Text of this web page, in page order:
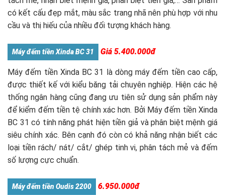
có kết cấu đẹp mắt, màu sắc trang nhã nên phù hợp với nhu
cầu và thị hiếu của nhiều đối tượng khách hàng.
Máy đếm tiền Xinda BC 31 Giá 5.400.000đ
Máy đếm tiền Xinda BC 31 là dòng máy đếm tiền cao cấp,
được thiết kế với kiểu băng tải chuyên nghiệp. Hiện các hệ
thống ngân hàng cũng đang ưu tiên sử dụng sản phẩm này
để kiểm đếm tiền tệ chính xác hơn. Bởi Máy đếm tiền Xinda
BC 31 có tính năng phát hiện tiền giả và phân biệt mệnh giá
siêu chính xác. Bên cạnh đó còn có khả năng nhận biết các
loại tiền rách/ nát/ cắt/ ghép tinh vi, phân tách mẻ và đếm
số lượng cực chuẩn.
Máy đếm tiền Oudis 2200 6.950.000đ